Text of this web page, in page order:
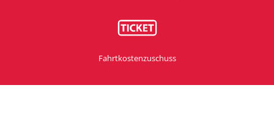
Fahrtkostenzuschuss